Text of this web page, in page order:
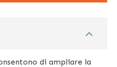
di ampliare la